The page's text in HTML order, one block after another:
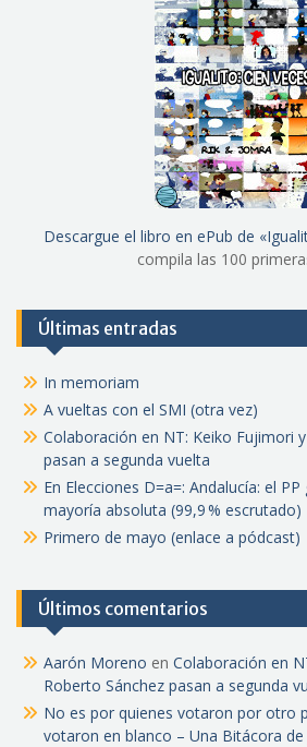
Descargue el libro en ePub de
compila las 100
Últimas entradas
In memoriam
A vueltas con el SMI (otra vez)
Colaboración en NT: Keiko Fujimori
pasan a segunda vuelta
En Elecciones D=a=: Andalucía: el
mayoría absoluta (99,9 % escrutado)
Primero de mayo (enlace a pódcast)
Últimos comentarios
Aarón Moreno en Colaboración en
Roberto Sánchez pasan a segunda
No es por quienes votaron por otro
votaron en blanco – Una Bitácora de